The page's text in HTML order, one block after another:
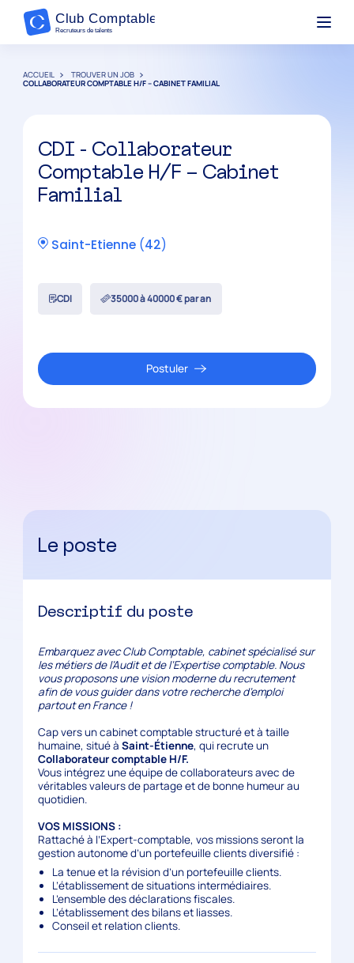
ACCUEIL
TROUVER UN JOB
COLLABORATEUR COMPTABLE H/F – CABINET FAMILIAL
CDI - Collaborateur
Comptable H/F – Cabinet
Familial
Saint-Etienne(42)
CDI 35000 à 40000 € par an
Postuler
Le poste
Descriptif du poste
Embarquez avec Club Comptable, cabinet spécialisé sur
les métiers de l’Audit et de l’Expertise comptable. Nous
vous proposons une vision moderne du recrutement
afin de vous guider dans votre recherche d’emploi
partout en France !
Cap vers un cabinet comptable structuré et à taille
humaine, situé àSaint-Étienne, qui recrute un
Collaborateur comptable H/F.
Vous intégrez une équipe de collaborateurs avec de
véritables valeurs de partage et de bonne humeur au
quotidien.
VOS MISSIONS :
Rattaché à l’Expert-comptable, vos missions seront la
gestion autonome d’un portefeuille clients diversifié :
La tenue et la révision d’un portefeuille clients.
L’établissement de situations intermédiaires.
L’ensemble des déclarations fiscales.
L’établissement des bilans et liasses.
Conseil et relation clients.